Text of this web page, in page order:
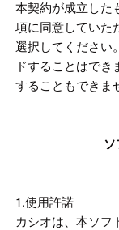
本契約が成立した
項に同意していた
選択してください
ドすることはで
することもできま
1.使用許諾
カシオは、本ソフ